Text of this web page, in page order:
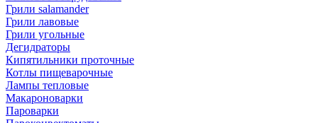
Грили salamander
Грили лавовые
Грили угольные
Дегидраторы
Кипятильники проточные
Котлы пищеварочные
Лампы тепловые
Макароноварки
Пароварки